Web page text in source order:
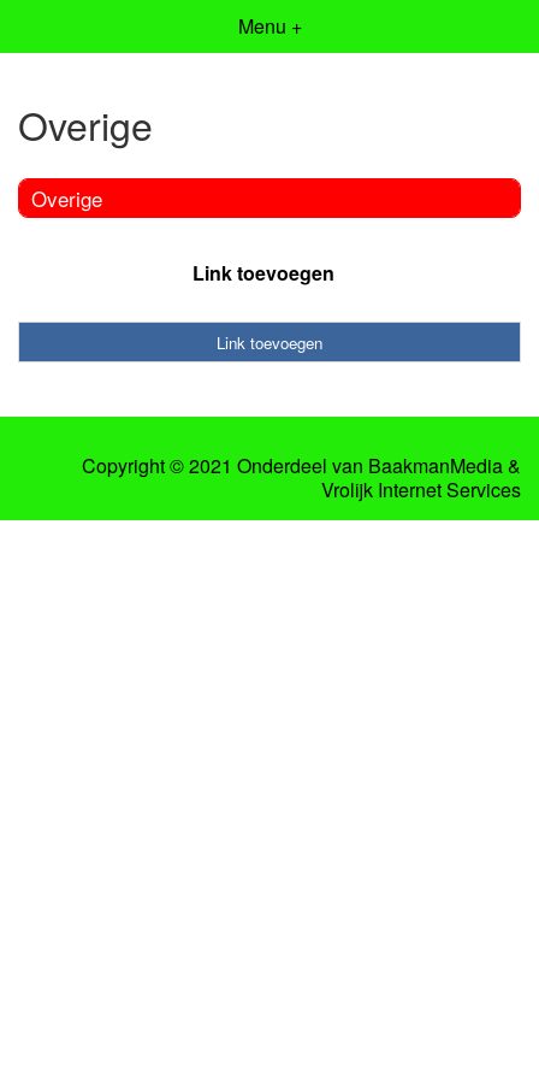
Menu +
Overige
Overige
Link toevoegen
Link toevoegen
Copyright © 2021 Onderdeel van BaakmanMedia&
Vrolijk Internet Services